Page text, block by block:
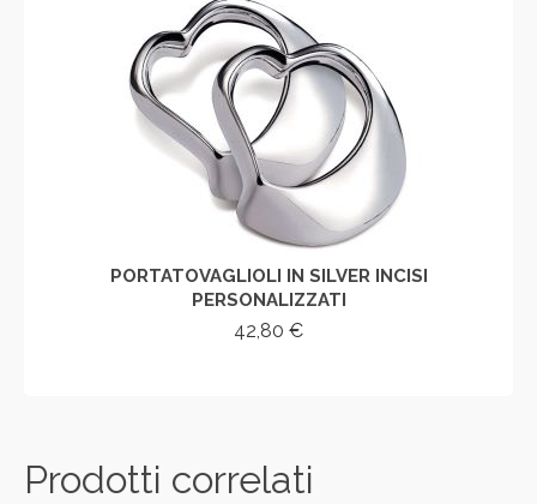
PORTATOVAGLIOLI IN SILVER INCISI
PERSONALIZZATI
42,80 €
Prodotti correlati